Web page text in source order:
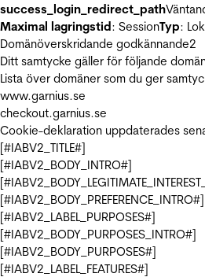
success_login_redirect_path
Maximal lagringstid: SessionTyp:
Domänöverskridande godkännande2
Ditt samtycke gäller för följande
Lista över domäner som du ger
www.garnius.se
checkout.garnius.se
Cookie-deklaration uppdaterades
[#IABV2_TITLE#]
[#IABV2_BODY_INTRO#]
[#IABV2_BODY_PREFERENCE_INTRO#]
[#IABV2_LABEL_PURPOSES#]
[#IABV2_BODY_PURPOSES_INTRO#]
[#IABV2_BODY_PURPOSES#]
[#IABV2_LABEL_FEATURES#]